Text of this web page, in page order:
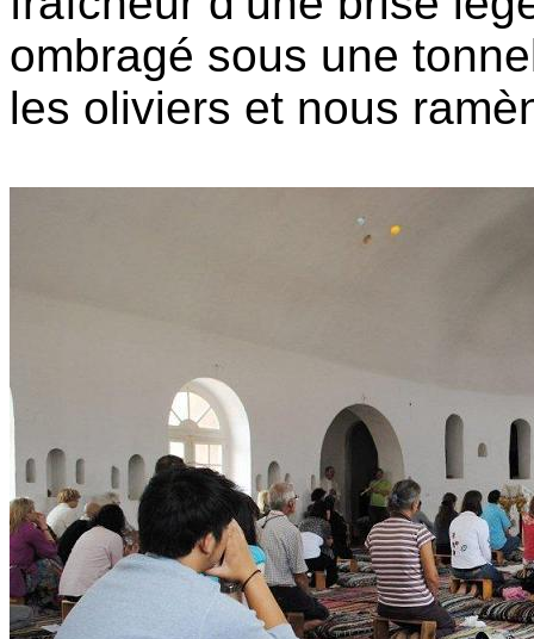
ombragé sous une
les oliviers et nous